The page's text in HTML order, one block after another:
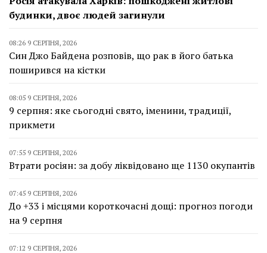
будинки, двоє людей загинули
08:26 9 СЕРПНЯ, 2026
Син Джо Байдена розповів, що рак в його батька
поширився на кістки
08:05 9 СЕРПНЯ, 2026
9 серпня: яке сьогодні свято, іменини, традиції,
прикмети
07:55 9 СЕРПНЯ, 2026
Втрати росіян: за добу ліквідовано ще 1130 окупантів
07:45 9 СЕРПНЯ, 2026
До +33 і місцями короткочасні дощі: прогноз погоди
на 9 серпня
07:12 9 СЕРПНЯ, 2026